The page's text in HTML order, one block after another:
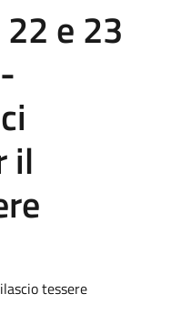
e 23
il
tessere